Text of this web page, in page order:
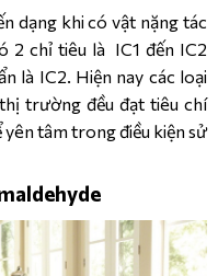
dạng khi có vật nặng tác
2 chỉ tiêu là IC1 đến IC2
là IC2. Hiện nay các loại
trường đều đạt tiêu chí
tâm trong điều kiện sử